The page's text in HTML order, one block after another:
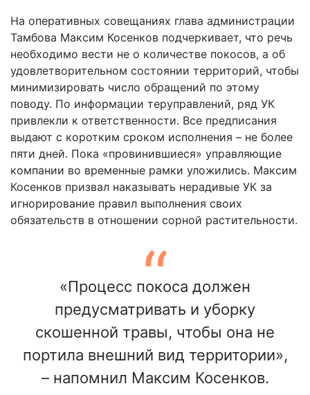
На оперативных совещаниях глава администрации
Тамбова Максим Косенков подчеркивает, что речь
необходимо вести не о количестве покосов, а об
удовлетворительном состоянии территорий, чтобы
минимизировать число обращений по этому
поводу. По информации теруправлений, ряд УК
привлекли к ответственности. Все предписания
выдают с коротким сроком исполнения – не более
пяти дней. Пока «провинившиеся» управляющие
компании во временные рамки уложились. Максим
Косенков призвал наказывать нерадивые УК за
игнорирование правил выполнения своих
обязательств в отношении сорной растительности.
«Процесс покоса должен
предусматривать и уборку
скошенной травы, чтобы она не
портила внешний вид территории»,
– напомнил Максим Косенков.